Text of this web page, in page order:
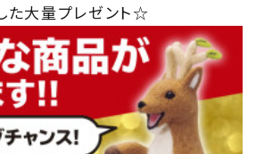
た大量プレゼント☆